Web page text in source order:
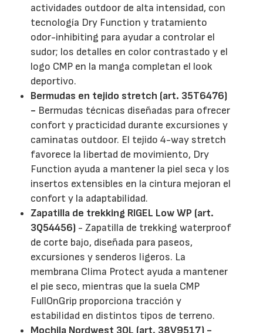
actividades outdoor de alta intensidad, con
tecnología Dry Function y tratamiento
odor-inhibiting para ayudar a controlar el
sudor; los detalles en color contrastado y el
logo CMP en la manga completan el look
deportivo.
Bermudas en tejido stretch (art. 35T6476)
- Bermudas técnicas diseñadas para ofrecer
confort y practicidad durante excursiones y
caminatas outdoor. El tejido 4-way stretch
favorece la libertad de movimiento, Dry
Function ayuda a mantener la piel seca y los
insertos extensibles en la cintura mejoran el
confort y la adaptabilidad.
Zapatilla de trekking RIGEL Low WP (art.
3Q54456) - Zapatilla de trekking waterproof
de corte bajo, diseñada para paseos,
excursiones y senderos ligeros. La
membrana Clima Protect ayuda a mantener
el pie seco, mientras que la suela CMP
FullOnGrip proporciona tracción y
estabilidad en distintos tipos de terreno.
Mochila Nordwest 30L (art. 38V9517) -